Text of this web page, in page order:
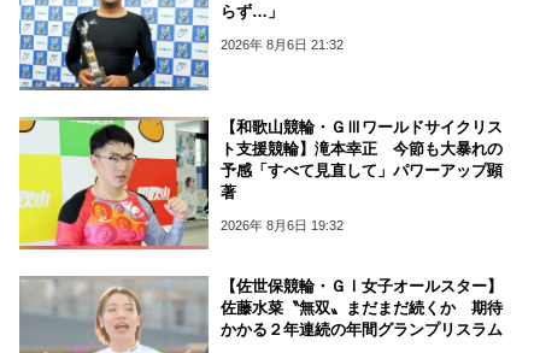
らず…」
2026年 8月6日 21:32
【和歌山競輪・ＧⅢワールドサイクリス
ト支援競輪】滝本幸正 今節も大暴れの
予感「すべて見直して」パワーアップ顕
著
2026年 8月6日 19:32
【佐世保競輪・ＧⅠ女子オールスター】
佐藤水菜〝無双〟まだまだ続くか 期待
かかる２年連続の年間グランプリスラム